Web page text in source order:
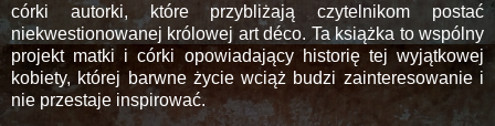
córki autorki, które przybliżają czytelnikom postać
niekwestionowanej królowej art déco. Ta książka to wspólny
projekt matki i córki opowiadający historię tej wyjątkowej
kobiety, której barwne życie wciąż budzi zainteresowanie i
nie przestaje inspirować.